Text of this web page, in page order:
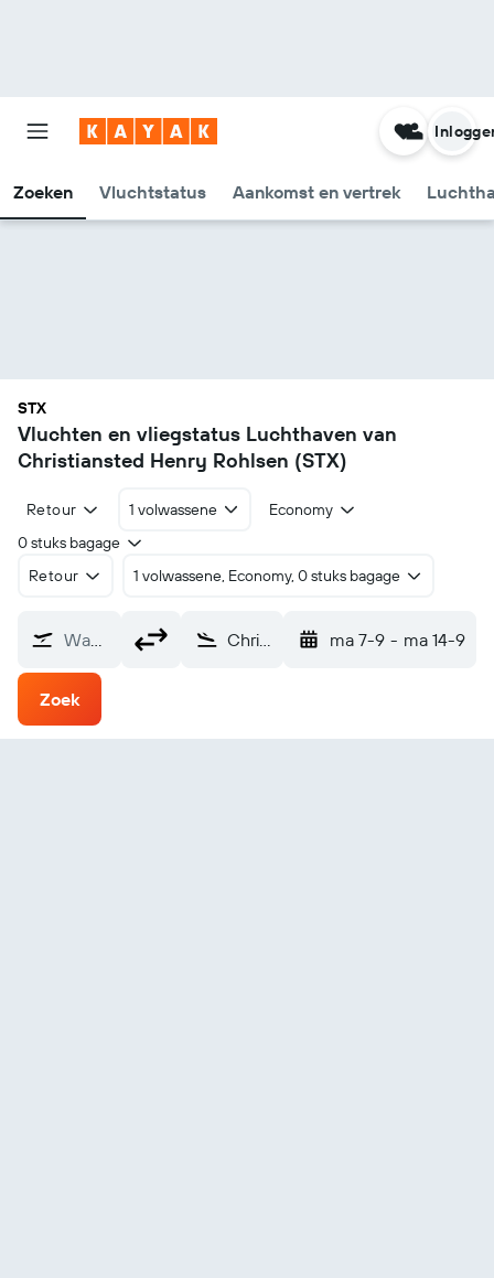
Zoeken Vluchtstatus Aankomst en vertrek
STX
Vluchten en vliegstatus Luchthaven van
Christiansted Henry Rohlsen (STX)
Retour 1 volwassene
Economy
0 stuks bagage
Retour
1 volwassene, Economy, 0 stuks bagage
Waarvandaan? Christiansted Henry Rohlsen (STX) ma 7-9 - ma 14-9
Zoek